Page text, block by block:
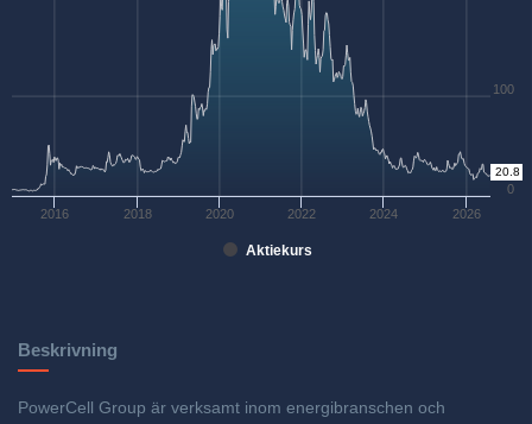
Aktiekurs
2016 2018 2020 2022 2024 2026
0
100
20.8
Beskrivning
PowerCell Group är verksamt inom energibranschen och